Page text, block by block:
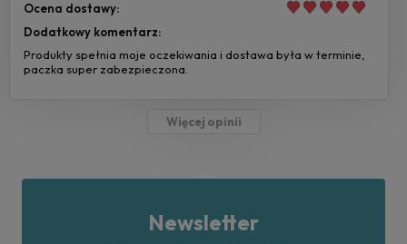
Ocena dostawy:
Dodatkowy komentarz:
Produkty spełnia moje oczekiwania i dostawa była w terminie,
paczka super zabezpieczona.
Więcej opinii
Newsletter